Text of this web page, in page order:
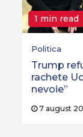
1 min read
Politica
Trump
rachete
nevoie”
7 august